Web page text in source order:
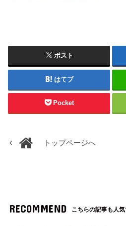
ポスト
はてブ
Pocket
トップページへ
RECOMMEND こちらの記事も人気